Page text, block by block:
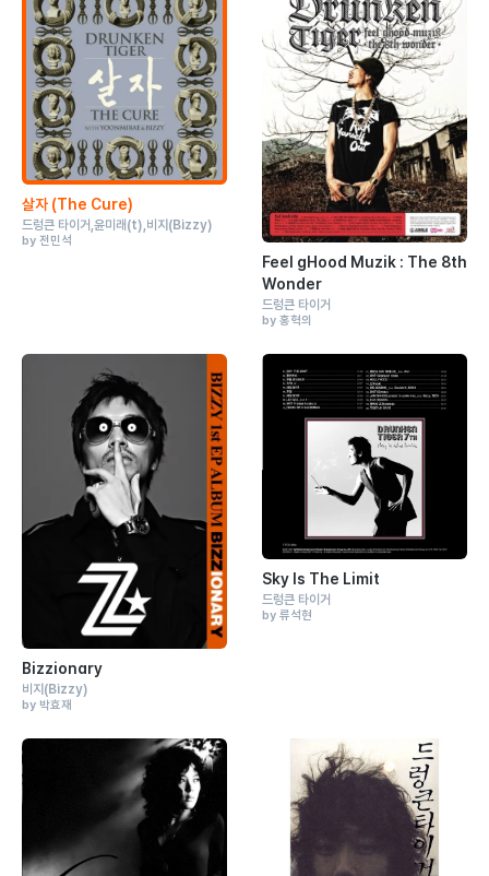
살자 (The Cure)
드렁큰 타이거 윤미래 (t) 비지 (Bizzy)
by 전민석
Feel gHood Muzik : The 8th
Wonder
드렁큰 타이거
by 홍혁의
Bizzionary
비지(Bizzy)
by 박효재
Sky Is The Limit
드렁큰 타이거
by 류석현